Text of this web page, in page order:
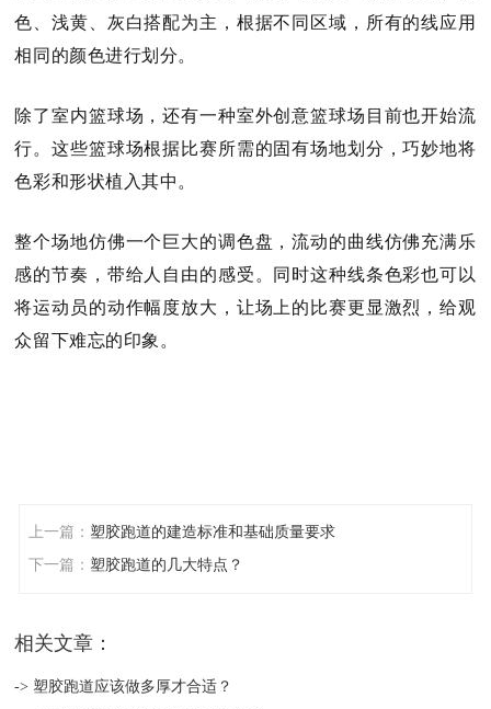
色、浅黄、灰白搭配为主，根据不同区域，所有的线应用
相同的颜色进行划分。
除了室内篮球场，还有一种室外创意篮球场目前也开始流
行。这些篮球场根据比赛所需的固有场地划分，巧妙地将
色彩和形状植入其中。
整个场地仿佛一个巨大的调色盘，流动的曲线仿佛充满乐
感的节奏，带给人自由的感受。同时这种线条色彩也可以
将运动员的动作幅度放大，让场上的比赛更显激烈，给观
众留下难忘的印象。
上一篇： 塑胶跑道的建造标准和基础质量要求
下一篇： 塑胶跑道的几大特点？
相关文章：
-> 塑胶跑道应该做多厚才合适？